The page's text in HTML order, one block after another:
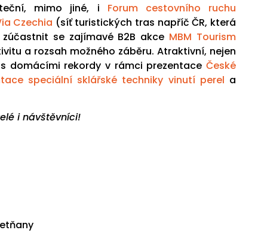
mimo jiné, i Forum cestovního ruchu
Czechia (síť turistických tras napříč ČR, která
se zajímavé B2B akce MBM Tourism
a rozsah možného záběru. Atraktivní, nejen
domácími rekordy v rámci prezentace České
speciální sklářské techniky vinutí perel a
i návštěvníci!